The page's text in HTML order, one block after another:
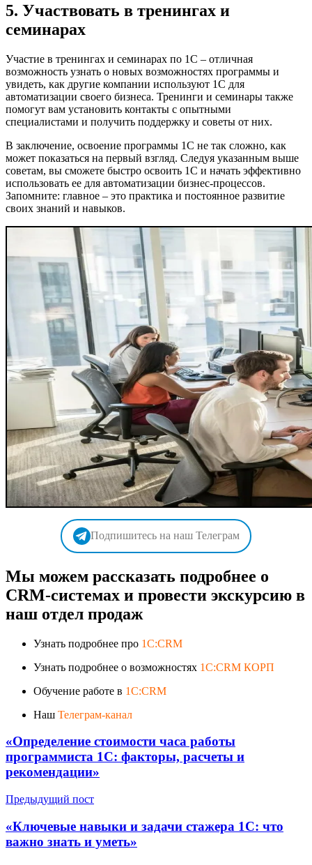
5. Участвовать в тренингах и
семинарах
Участие в тренингах и семинарах по 1С – отличная
возможность узнать о новых возможностях программы и
увидеть, как другие компании используют 1С для
автоматизации своего бизнеса. Тренинги и семинары также
помогут вам установить контакты с опытными
специалистами и получить поддержку и советы от них.
В заключение, освоение программы 1С не так сложно, как
может показаться на первый взгляд. Следуя указанным выше
советам, вы сможете быстро освоить 1С и начать эффективно
использовать ее для автоматизации бизнес-процессов.
Запомните: главное – это практика и постоянное развитие
своих знаний и навыков.
Подпишитесь на наш Телеграм
Мы можем рассказать подробнее о
CRM-системах и провести экскурсию в
наш отдел продаж
Узнать подробнее про 1C:CRM
Узнать подробнее о возможностях 1C:CRM КОРП
Обучение работе в 1C:CRM
Наш Телеграм-канал
«Определение стоимости часа работы
программиста 1С: факторы, расчеты и
рекомендации»
Предыдущий пост
«Ключевые навыки и задачи стажера 1С: что
важно знать и уметь»